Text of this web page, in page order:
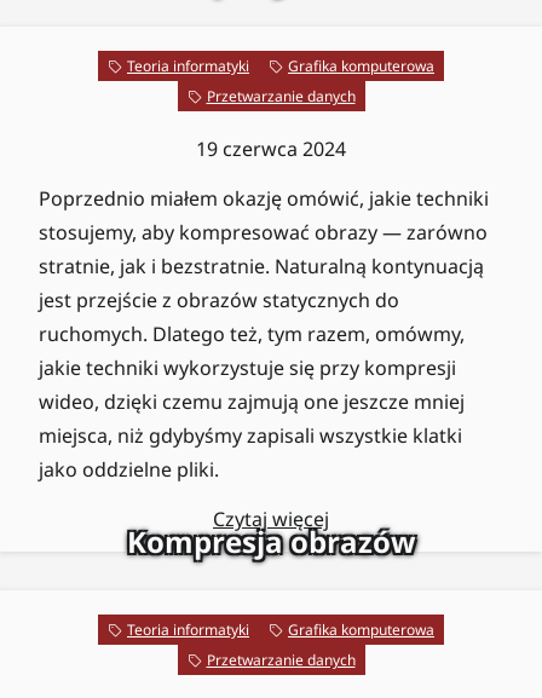
Teoria informatyki
Grafika komputerowa
Przetwarzanie danych
19 czerwca 2024
Poprzednio miałem okazję omówić, jakie techniki
stosujemy, aby kompresować obrazy — zarówno
stratnie, jak i bezstratnie. Naturalną kontynuacją
jest przejście z obrazów statycznych do
ruchomych. Dlatego też, tym razem, omówmy,
jakie techniki wykorzystuje się przy kompresji
wideo, dzięki czemu zajmują one jeszcze mniej
miejsca, niż gdybyśmy zapisali wszystkie klatki
jako oddzielne pliki.
Czytaj więcej
Kompresja obrazów
Teoria informatyki
Grafika komputerowa
Przetwarzanie danych